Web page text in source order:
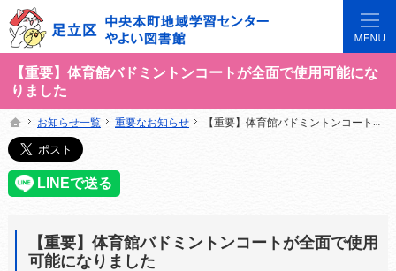
【重要】体育館バドミントンコートが全面で使用可能にな
りました
3世代で楽しめる地域のひろば。当サイトでは地域の講座や施設をご案内しています。
足立区中央本町地域学習センターや図書館の総合案内サイト
ホーム
お知らせ一覧 重要なお知らせ 【重要】体育館バドミントンコートが全面で使用可能になりました
【重要】体育館バドミントンコートが全面で使用
可能になりました
ホーム
お知らせ一覧 重要なお知らせ 【重要】体育館バドミントンコートが全面で使用可能になりました